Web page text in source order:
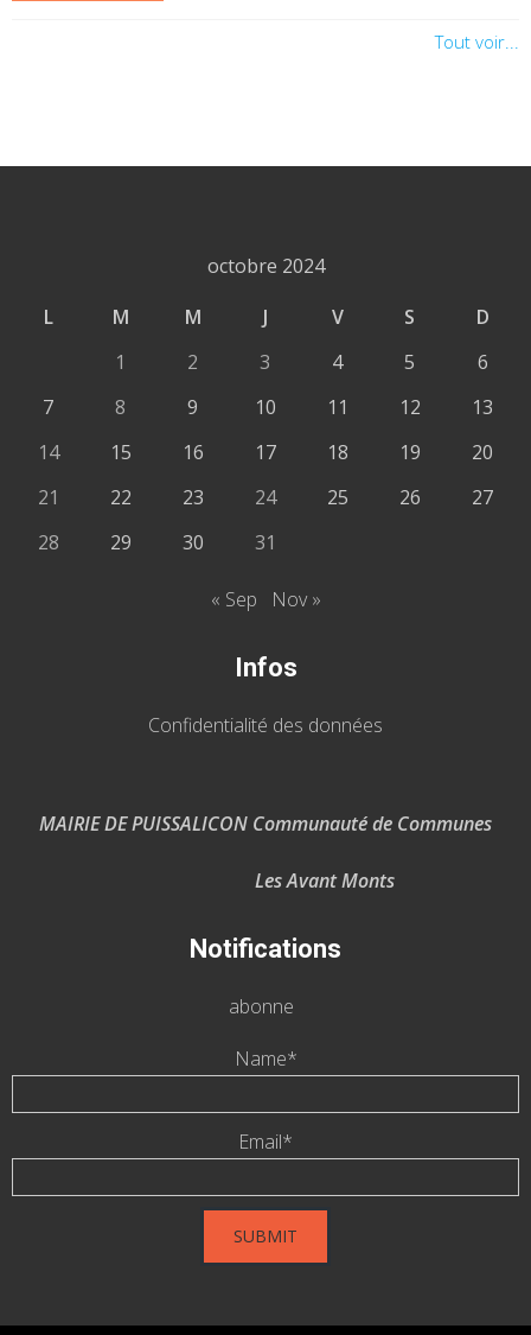
Tout voir...
octobre 2024
L
M M J V S
D
1
2 3 4 5
6
7
8 9 10 11 12
13
14
15 16 17 18 19
20
21
22 23 24 25 26
27
28
29 30 31
« Sep Nov »
Infos
Confidentialité des données
MAIRIE DE PUISSALICON Communauté de Communes
Les Avant Monts
Notifications
abonne
Name*
Email*